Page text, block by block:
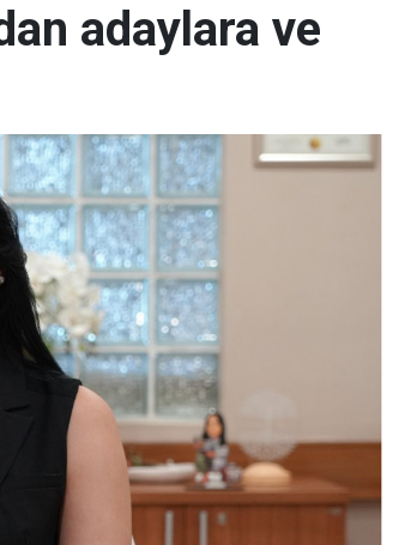
adaylara ve